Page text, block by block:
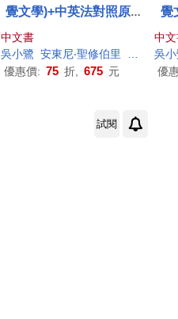
楊明綺
覺文學)+中英法對照原作
小說套組【首刷限量贈品
版──B612與玫瑰香氛吊
卡】
中文書
吳小鷺 安東尼‧聖修伯里 森雨漫
優惠價: 75 折, 675 元
覺
星
中
吳小
優
試閱